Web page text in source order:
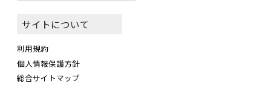
サイトについて
利用規約
個人情報保護方針
総合サイトマップ